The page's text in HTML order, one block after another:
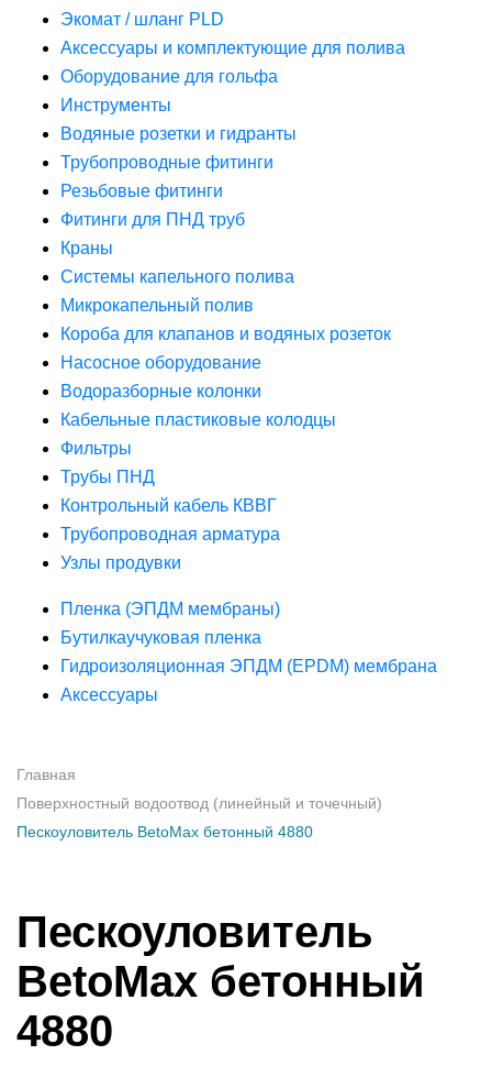
Экомат / шланг PLD
Аксессуары и комплектующие для полива
Оборудование для гольфа
Инструменты
Водяные розетки и гидранты
Трубопроводные фитинги
Резьбовые фитинги
Фитинги для ПНД труб
Краны
Системы капельного полива
Микрокапельный полив
Короба для клапанов и водяных розеток
Насосное оборудование
Водоразборные колонки
Кабельные пластиковые колодцы
Фильтры
Трубы ПНД
Контрольный кабель КВВГ
Трубопроводная арматура
Узлы продувки
Пленка (ЭПДМ мембраны)
Бутилкаучуковая пленка
Гидроизоляционная ЭПДМ (EPDM) мембрана
Аксессуары
Главная
Поверхностный водоотвод (линейный и точечный)
Пескоуловитель BetoMax бетонный 4880
Пескоуловитель
BetoMax бетонный
4880